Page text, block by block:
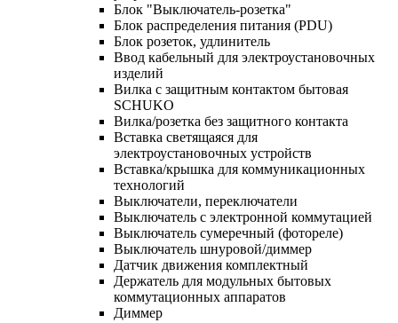
Блок "Выключатель-розетка"
Блок распределения питания (PDU)
Блок розеток, удлинитель
Ввод кабельный для электроустановочных
изделий
Вилка с защитным контактом бытовая
SCHUKO
Вилка/розетка без защитного контакта
Вставка светящаяся для
электроустановочных устройств
Вставка/крышка для коммуникационных
технологий
Выключатели, переключатели
Выключатель с электронной коммутацией
Выключатель сумеречный (фотореле)
Выключатель шнуровой/диммер
Датчик движения комплектный
Держатель для модульных бытовых
коммутационных аппаратов
Диммер